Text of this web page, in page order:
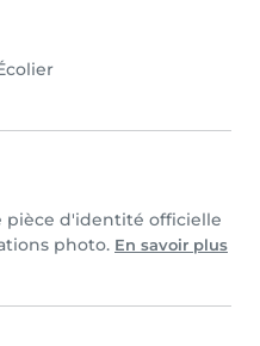
pièce d'identité officielle
photo. En savoir plus